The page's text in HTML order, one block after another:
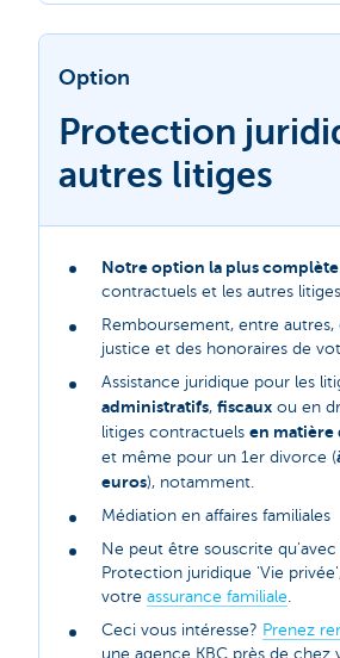
Option
Protection
autres litiges
Notre option la plus complète
contractuels et les autres
Remboursement, entre autres,
justice et des honoraires de
Assistance juridique pour les
administratifs, fiscaux ou en
litiges contractuels en
et même pour un 1er divorce (
euros), notamment.
Médiation en affaires familiales
Ne peut être souscrite qu'avec
Protection juridique 'Vie
votre assurance familiale.
Ceci vous intéresse? Prenez
une agence KBC près de chez